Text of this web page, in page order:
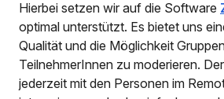
Hierbei setzen wir auf die Software
optimal unterstützt. Es bietet uns
Qualität und die Möglichkeit
TeilnehmerInnen zu moderieren.
jederzeit mit den Personen im